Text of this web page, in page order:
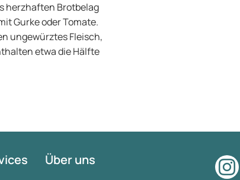
herzhaften Brotbelag
Gurke oder Tomate.
ungewürztes Fleisch,
etwa die Hälfte
Über uns